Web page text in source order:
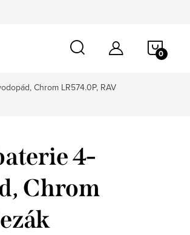
Chrom LR574.0P, RAV
4-
Chrom